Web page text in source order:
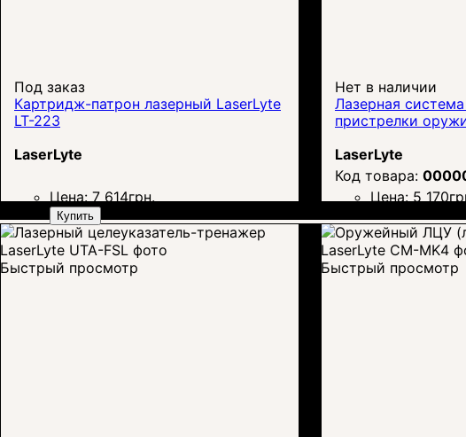
Под заказ
Картридж-патрон лазерный LaserLyte
LT-223
LaserLyte
Цена: 7 614грн.
Купить
Нет в наличии
Лазерная
пристрелки
LaserLyte
Цена: 5 170
Быстрый просмотр Быстрый просмотр